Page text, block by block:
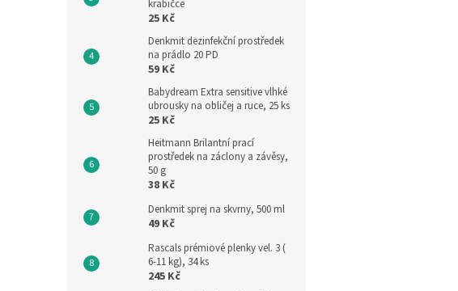
krabičce
25 Kč
Denkmit dezinfekční prostředek
na prádlo 20 PD
59 Kč
Babydream Extra sensitive vlhké
ubrousky na obličej a ruce, 25 ks
25 Kč
Heitmann Brilantní prací
prostředek na záclony a závěsy,
50 g
38 Kč
Denkmit sprej na skvrny, 500 ml
49 Kč
Rascals prémiové plenky vel. 3 (
6-11 kg), 34 ks
245 Kč